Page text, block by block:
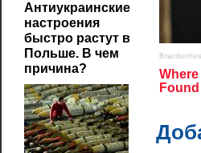
Антиукраинские
настроения
быстро растут в
Польше. В чем
причина?